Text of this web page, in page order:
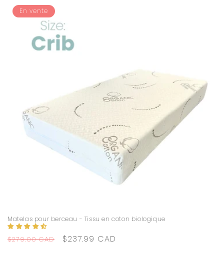
En vente
Matelas pour berceau - Tissu en coton biologique
Prix
$279.00 CAD
Prix
$237.99 CAD